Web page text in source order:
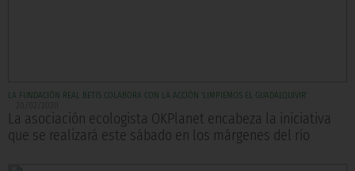
LA FUNDACIÓN REAL BETIS COLABORA CON LA ACCIÓN 'LIMPIEMOS EL GUADALQUIVIR'
La asociación ecologista OKPlanet encabeza la iniciativa
que se realizará este sábado en los márgenes del río